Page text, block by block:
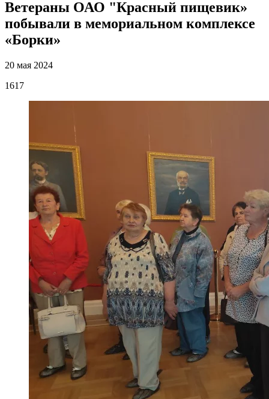
Ветераны ОАО "Красный пищевик»
побывали в мемориальном комплексе
«Борки»
20 мая 2024
1617